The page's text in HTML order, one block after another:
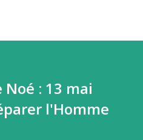
: 13 mai
l'Homme